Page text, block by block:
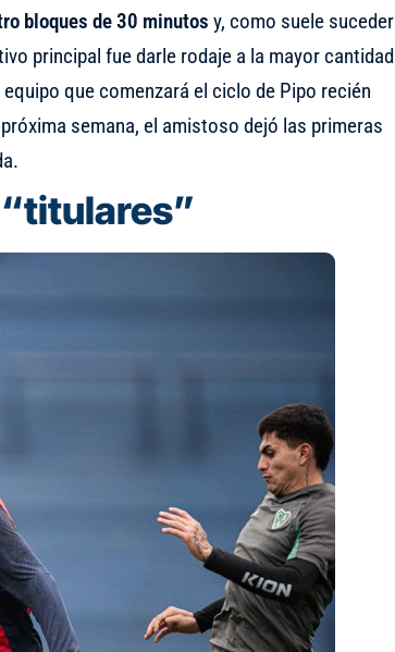
bloques de 30 minutos y, como suele suceder
principal fue darle rodaje a la mayor cantidad
que comenzará el ciclo de Pipo recién
semana, el amistoso dejó las primeras